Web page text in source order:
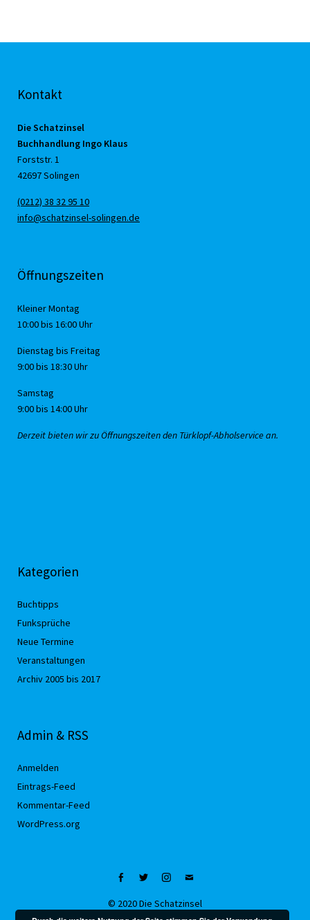
Kontakt
Die Schatzinsel
Buchhandlung Ingo Klaus
Forststr. 1
42697 Solingen
(0212) 38 32 95 10
info@schatzinsel-solingen.de
Öffnungszeiten
Kleiner Montag
10:00 bis 16:00 Uhr
Dienstag bis Freitag
9:00 bis 18:30 Uhr
Samstag
9:00 bis 14:00 Uhr
Derzeit bieten wir zu Öffnungszeiten den Türklopf-Abholservice an.
Kategorien
Buchtipps
Funksprüche
Neue Termine
Veranstaltungen
Archiv 2005 bis 2017
Admin & RSS
Anmelden
Eintrags-Feed
Kommentar-Feed
WordPress.org
Facebook
TwitterInstagram
Mail
© 2020 Die Schatzinsel